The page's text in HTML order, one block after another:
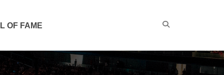
OF FAME